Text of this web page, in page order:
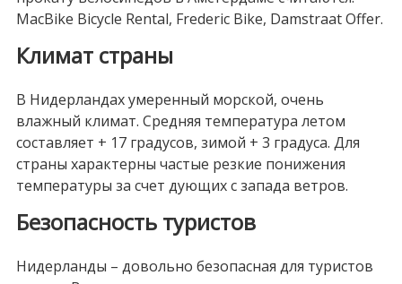
MacBike Bicycle Rental, Frederic Bike, Damstraat Offer.
Климат страны
В Нидерландах умеренный морской, очень
влажный климат. Средняя температура летом
составляет + 17 градусов, зимой + 3 градуса. Для
страны характерны частые резкие понижения
температуры за счет дующих с запада ветров.
Безопасность туристов
Нидерланды – довольно безопасная для туристов